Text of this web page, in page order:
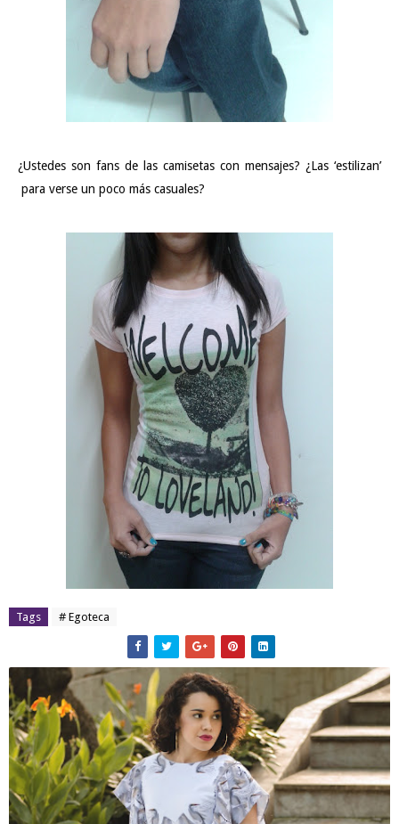
¿Ustedes son fans de las camisetas con mensajes? ¿Las ‘estilizan’
para verse un poco más casuales?
Tags # Egoteca